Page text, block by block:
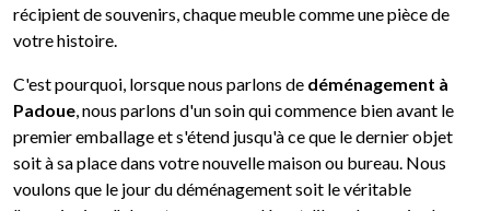
récipient de souvenirs, chaque meuble comme une pièce de
votre histoire.
C'est pourquoi, lorsque nous parlons de déménagement à
Padoue, nous parlons d'un soin qui commence bien avant le
premier emballage et s'étend jusqu'à ce que le dernier objet
soit à sa place dans votre nouvelle maison ou bureau. Nous
voulons que le jour du déménagement soit le véritable